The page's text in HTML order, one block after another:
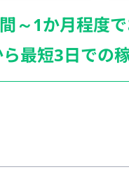
～1か月程度で
最短3日での